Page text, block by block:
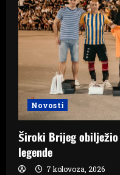
Novosti
Široki Brijeg obilježio
legende
7 kolovoza, 2026